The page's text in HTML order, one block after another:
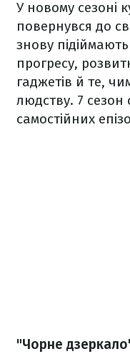
У новому сезоні
повернувся до
знову
прогресу,
гаджетів й те,
людству. 7 сезон
самостійних
"Чорне